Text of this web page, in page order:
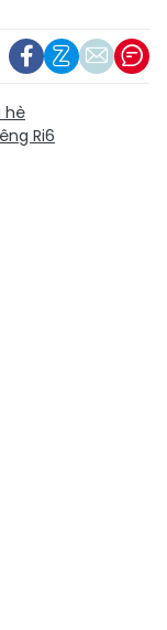
hè
Ri6